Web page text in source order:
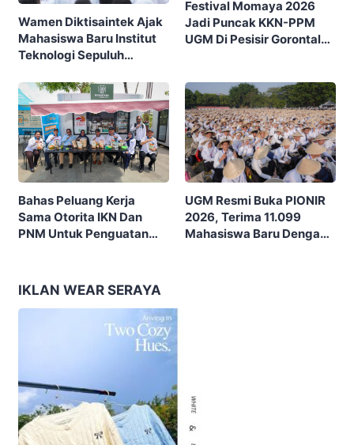
Wamen Diktisaintek Ajak
Mahasiswa Baru Institut
Teknologi Sepuluh
Kritis Hadapi Euforia AI
Festival Momaya 2026
Jadi Puncak KKN-PPM
UGM Di Pesisir Gorontalo,
Bahas Peluang Kerja
Sama Otorita IKN Dan
PNM Untuk Penguatan
UGM Resmi Buka PIONIR
2026, Terima 11.099
Mahasiswa Baru Dengan
IKLAN WEAR SERAYA